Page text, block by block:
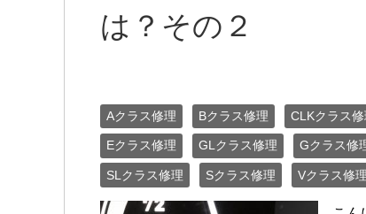
は？その２
Aクラス修理 Bクラス修理 CLKクラス修
Eクラス修理 GLクラス修理 Gクラス修
SLクラス修理 Sクラス修理 Vクラス修理